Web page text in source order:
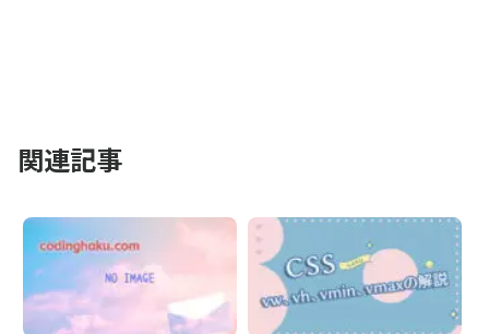
関連記事